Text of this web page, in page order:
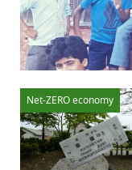
Net-ZERO economy